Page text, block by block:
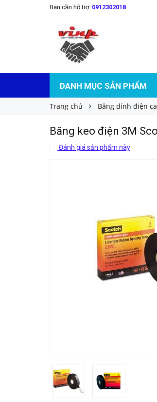
Bạn cần hỗ trợ: 0912302018
DANH MỤC SẢN PHẨM
Trang chủ Băng dính điện
Băng keo điện 3M
Đánh giá sản phẩm này
Băng keo điện 3M Scotch